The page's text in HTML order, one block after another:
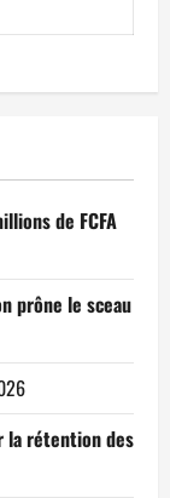
de FCFA
prône le sceau
la rétention des